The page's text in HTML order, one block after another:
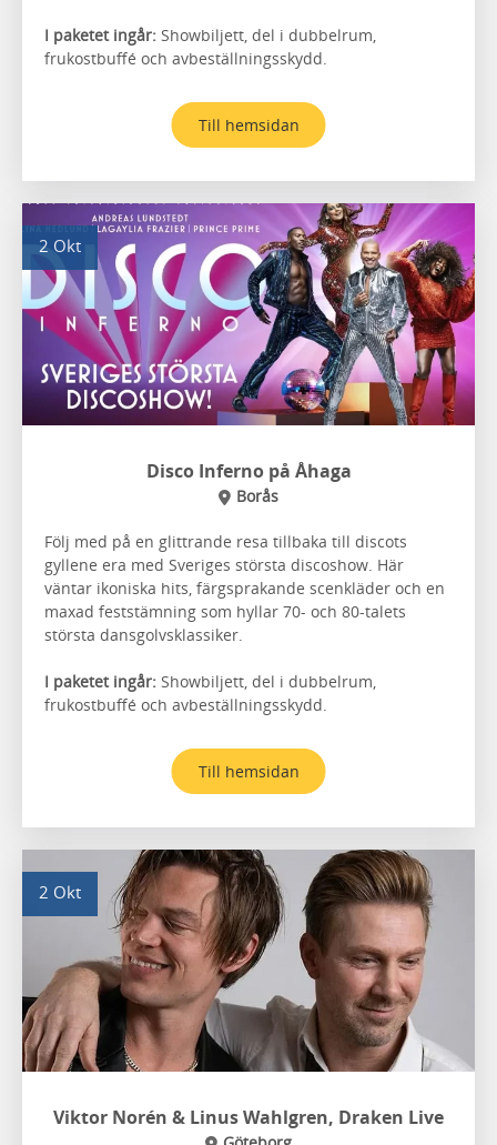
I paketet ingår: Showbiljett, del i dubbelrum,
frukostbuffé och avbeställningsskydd.
Till hemsidan
2 Okt
Disco Inferno på Åhaga
Borås
Följ med på en glittrande resa tillbaka till discots
gyllene era med Sveriges största discoshow. Här
väntar ikoniska hits, färgsprakande scenkläder och en
maxad feststämning som hyllar 70- och 80-talets
största dansgolvsklassiker.
I paketet ingår: Showbiljett, del i dubbelrum,
frukostbuffé och avbeställningsskydd.
Till hemsidan
2 Okt
Viktor Norén & Linus Wahlgren, Draken Live